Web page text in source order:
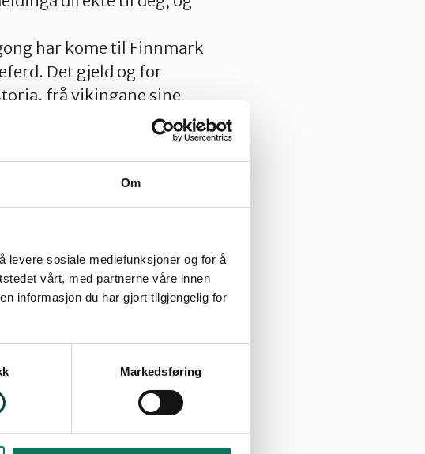
Om
levere sosiale mediefunksjoner og for å
vårt, med partnerne våre innen
informasjon du har gjort tilgjengelig for
Markedsføring
har kome til Finnmark
Det gjeld og for
frå vikingane sine
Sjølv har eg
eg har blitt utsett
hit, kan eg faktisk telje
lite.
denne regelen gjeld
med fiks ferdige
eller eit kraftverk drive
området frå før, formelt
Ein treng ikkje
finne eit gamalt og
om eg tør å seie